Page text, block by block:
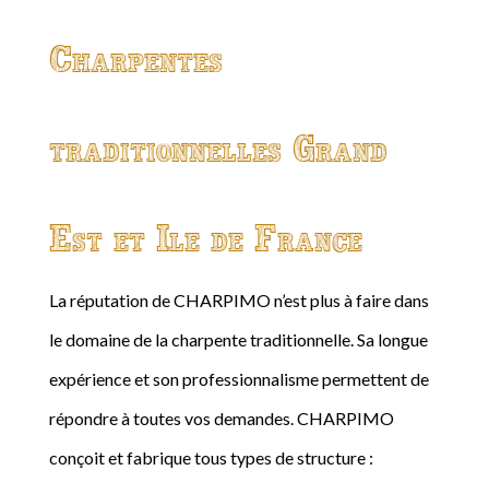
Charpentes
traditionnelles Grand
Est et Ile de France
La réputation de CHARPIMO n’est plus à faire dans
le domaine de la charpente traditionnelle. Sa longue
expérience et son professionnalisme permettent de
répondre à toutes vos demandes. CHARPIMO
conçoit et fabrique tous types de structure :